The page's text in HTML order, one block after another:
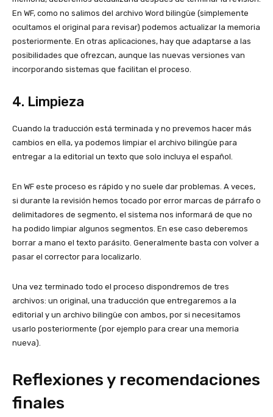
En WF, como no salimos del archivo Word bilingüe (simplemente
ocultamos el original para revisar) podemos actualizar la memoria
posteriormente. En otras aplicaciones, hay que adaptarse a las
posibilidades que ofrezcan, aunque las nuevas versiones van
incorporando sistemas que facilitan el proceso.
4. Limpieza
Cuando la traducción está terminada y no prevemos hacer más
cambios en ella, ya podemos limpiar el archivo bilingüe para
entregar a la editorial un texto que solo incluya el español.
En WF este proceso es rápido y no suele dar problemas. A veces,
si durante la revisión hemos tocado por error marcas de párrafo o
delimitadores de segmento, el sistema nos informará de que no
ha podido limpiar algunos segmentos. En ese caso deberemos
borrar a mano el texto parásito. Generalmente basta con volver a
pasar el corrector para localizarlo.
Una vez terminado todo el proceso dispondremos de tres
archivos: un original, una traducción que entregaremos a la
editorial y un archivo bilingüe con ambos, por si necesitamos
usarlo posteriormente (por ejemplo para crear una memoria
nueva).
Reflexiones y recomendaciones
finales